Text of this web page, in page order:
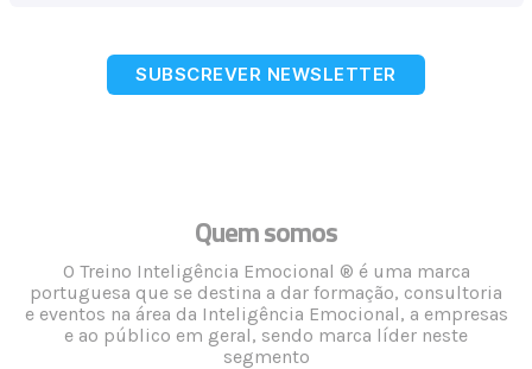
SUBSCREVER NEWSLETTER
Quem somos
O Treino Inteligência Emocional ® é uma marca
portuguesa que se destina a dar formação, consultoria
e eventos na área da Inteligência Emocional, a empresas
e ao público em geral, sendo marca líder neste
segmento